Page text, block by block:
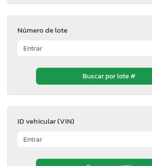
Número de lote
ID vehicular (VIN)